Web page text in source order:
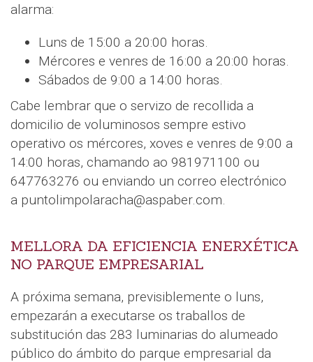
alarma:
Luns de 15:00 a 20:00 horas.
Mércores e venres de 16:00 a 20:00 horas.
Sábados de 9:00 a 14:00 horas.
Cabe lembrar que o servizo de recollida a
domicilio de voluminosos sempre estivo
operativo os mércores, xoves e venres de 9:00 a
14:00 horas, chamando ao 981971100 ou
647763276 ou enviando un correo electrónico
a puntolimpolaracha@aspaber.com.
MELLORA DA EFICIENCIA ENERXÉTICA
NO PARQUE EMPRESARIAL
A próxima semana, previsiblemente o luns,
empezarán a executarse os traballos de
substitución das 283 luminarias do alumeado
público do ámbito do parque empresarial da